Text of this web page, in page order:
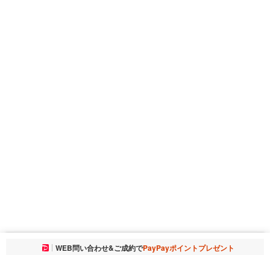
お気に入りに追加しました。 一覧を開く
WEB問い合わせ&ご成約でPayPayポイントプレゼント